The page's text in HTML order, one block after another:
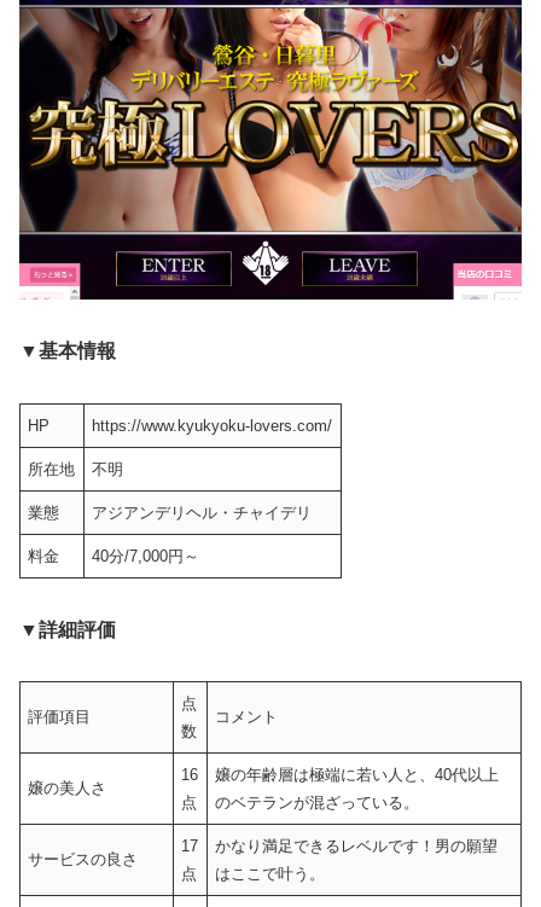
▼基本情報
HP https://www.kyukyoku-lovers.com/
所在地 不明
業態 アジアンデリヘル・チャイデリ
料金 40分/7,000円～
▼詳細評価
評価項目
点
数
コメント
嬢の美人さ
16
点
嬢の年齢層は極端に若い人と、40代以上
のベテランが混ざっている。
サービスの良さ
17
点
かなり満足できるレベルです！男の願望
はここで叶う。